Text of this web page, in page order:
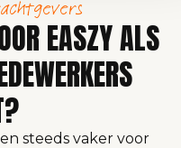
EASZY ALS
steeds vaker voor